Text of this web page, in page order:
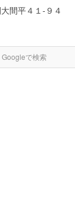
間平４１-９４
Googleで検索